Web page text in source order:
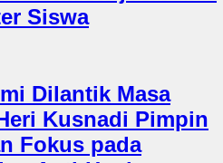
Siswa
Dilantik Masa
Kusnadi Pimpin
Fokus pada